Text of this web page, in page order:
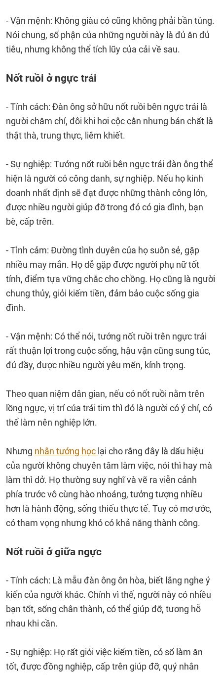
- Vận mệnh: Không giàu có cũng không phải bần túng.
Nói chung, số phận của những người này là đủ ăn đủ
tiêu, nhưng không thể tích lũy của cải về sau.
Nốt ruồi ở ngực trái
- Tính cách: Đàn ông sở hữu nốt ruồi bên ngực trái là
người chăm chỉ, đôi khi hơi cộc cằn nhưng bản chất là
thật thà, trung thực, liêm khiết.
- Sự nghiệp: Tướng nốt ruồi bên ngực trái đàn ông thể
hiện là người có công danh, sự nghiệp. Nếu họ kinh
doanh nhất định sẽ đạt được những thành công lớn,
được nhiều người giúp đỡ trong đó có gia đình, bạn
bè, cấp trên.
- Tình cảm: Đường tình duyên của họ suôn sẻ, gặp
nhiều may mắn. Họ dễ gặp được người phụ nữ tốt
tính, điểm tựa vững chắc cho chồng. Họ cũng là người
chung thủy, giỏi kiếm tiền, đảm bảo cuộc sống gia
đình.
- Vận mệnh: Có thể nói, tướng nốt ruồi trên ngực trái
rất thuận lợi trong cuộc sống, hậu vận cũng sung túc,
đủ đầy, được nhiều người yêu mến, kính trọng.
Theo quan niệm dân gian, nếu có nốt ruồi nằm trên
lồng ngực, vị trí của trái tim thì đó là người có ý chí, có
thể làm nên nghiệp lớn.
Nhưng nhân tướng học lại cho rằng đây là dấu hiệu
của người không chuyên tâm làm việc, nói thì hay mà
làm thì dở. Họ thường suy nghĩ và vẽ ra viễn cảnh
phía trước vô cùng hào nhoáng, tưởng tượng nhiều
hơn là hành động, sống thiếu thực tế. Tuy có mơ ước,
có tham vọng nhưng khó có khả năng thành công.
Nốt ruồi ở giữa ngực
- Tính cách: Là mẫu đàn ông ôn hòa, biết lắng nghe ý
kiến của người khác. Chính vì thế, người này có nhiều
bạn tốt, sống chân thành, có thể giúp đỡ, tương hỗ
nhau khi cần.
- Sự nghiệp: Họ rất giỏi việc kiếm tiền, có số làm ăn
tốt, được đồng nghiệp, cấp trên giúp đỡ, quý nhân